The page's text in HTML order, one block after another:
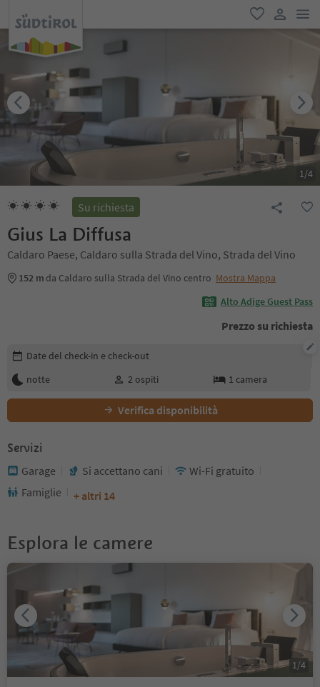
favoriti
user link
1/4
Su richiesta
Gius La Diffusa
Caldaro Paese, Caldaro sulla Strada del Vino, Strada del Vino
152 m da Caldaro sulla Strada del Vino centro Mostra Mappa
Alto Adige Guest Pass
Prezzo su richiesta
Modifica i dettagli della prenotazione
Date del check-in e check-out
notte
2 ospiti 1 camera
Verifica disponibilità
Servizi
Garage Si accettano cani
Wi-Fi gratuito
Famiglie
+ altri 14
Esplora le camere
1 /4